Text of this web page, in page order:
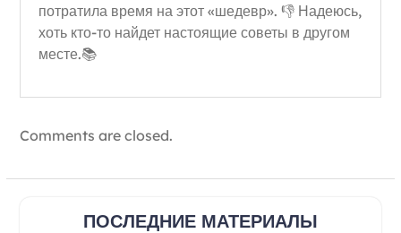
потратила время на этот «шедевр». 👎 Надеюсь,
хоть кто-то найдет настоящие советы в другом
месте.📚
Comments are closed.
ПОСЛЕДНИЕ МАТЕРИАЛЫ